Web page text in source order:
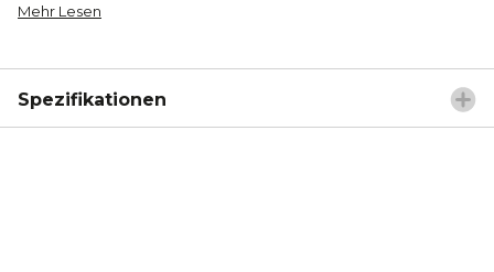
Mehr Lesen
Spezifikationen